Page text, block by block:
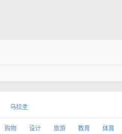
乌拉圭
购物 设计 旅游 教育
体育